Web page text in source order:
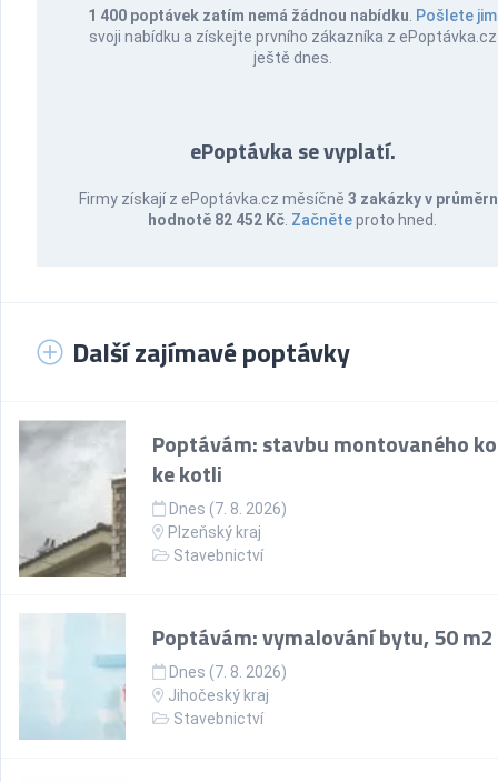
1 400 poptávek zatím nemá žádnou nabídku Pošlete jim
svoji nabídku a získejte prvního zákazníka z ePoptávka.cz
ještě dnes.
ePoptávka se vyplatí.
Firmy získají z ePoptávka.cz měsíčně 3 zakázky v
hodnotě 82 452 Kč Začněteproto hned.
Další zajímavé poptávky
Poptávám: stavbu montovaného
ke kotli
Dnes (7. 8. 2026)
Plzeňský kraj
Stavebnictví
Poptávám: vymalování bytu, 50 m2
Dnes (7. 8. 2026)
Jihočeský kraj
Stavebnictví